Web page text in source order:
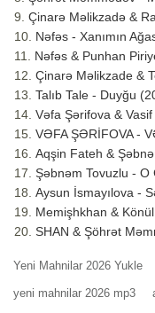
Çinarə Məlikzadə &
Nəfəs - Xanımın
Nəfəs & Punhan
Çinarə Məlikzade &
Talıb Tale - Duyğu
Vəfa Şərifova &
VƏFA ŞƏRİFOVA -
Aqşin Fateh &
Şəbnəm Tovuzlu - O
Aysun İsmayılova -
Memişhkhan &
SHAN & Şöhrət
Yeni Mahnilar 2026 Yukle
yeni mahnilar 2026 mp3